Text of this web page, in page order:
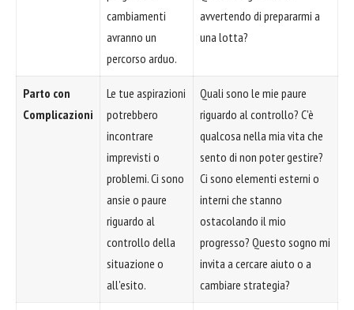
cambiamenti
avranno un
percorso arduo.
avvertendo di prepararmi a
una lotta?
Parto con
Complicazioni
Le tue aspirazioni
potrebbero
incontrare
imprevisti o
problemi. Ci sono
ansie o paure
riguardo al
controllo della
situazione o
all'esito.
Quali sono le mie paure
riguardo al controllo? C'è
qualcosa nella mia vita che
sento di non poter gestire?
Ci sono elementi esterni o
interni che stanno
ostacolando il mio
progresso? Questo sogno mi
invita a cercare aiuto o a
cambiare strategia?